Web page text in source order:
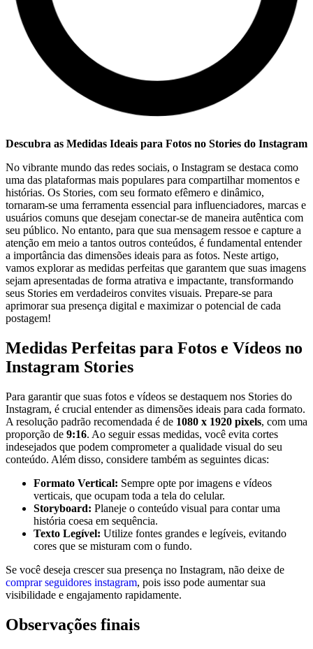
Descubra as Medidas Ideais para ⁤Fotos no Stories do Instagram
No vibrante​ mundo das redes sociais, o Instagram⁢ se ⁢destaca como
uma das plataformas mais populares para compartilhar momentos e
histórias. Os Stories, com seu formato efêmero e dinâmico,
tornaram-se uma ferramenta essencial para influenciadores, marcas e
usuários comuns ‍que desejam conectar-se ‍de maneira autêntica com
seu público. No ⁢entanto, para que sua mensagem⁤ ressoe e capture a
‍atenção em meio a tantos outros conteúdos, é‍ fundamental entender
a importância das dimensões ideais para as⁣ fotos. Neste​ artigo,
vamos ‍explorar ⁣as‍ medidas perfeitas que garantem que suas imagens
⁢sejam apresentadas de forma⁣ atrativa e impactante, ‍transformando
seus Stories em verdadeiros convites visuais. Prepare-se para
aprimorar sua presença digital e maximizar o potencial de cada
postagem!
Medidas Perfeitas para Fotos e Vídeos no
Instagram Stories
Para garantir que suas fotos e vídeos se destaquem nos Stories do
Instagram, é‌ crucial entender as dimensões ideais para cada formato.
A ​resolução⁤ padrão recomendada é de 1080 x ‌1920 pixels, ⁢com uma
proporção de 9:16. Ao seguir essas medidas, você evita cortes
indesejados ⁣que⁣ podem comprometer a qualidade visual do ‍seu
conteúdo. Além disso, considere também as seguintes dicas:
Formato ⁢Vertical: Sempre opte por imagens e vídeos
⁣verticais, que ocupam toda‌ a tela do celular.
Storyboard: Planeje‍ o conteúdo visual para contar uma
história coesa em sequência.
Texto⁤ Legível: Utilize fontes grandes e legíveis, evitando
cores que ⁣se misturam com o fundo.
Se você deseja crescer sua presença no Instagram, não deixe de ⁣
comprar seguidores instagram, pois‌ isso pode aumentar sua
visibilidade e engajamento rapidamente.
Observações finais